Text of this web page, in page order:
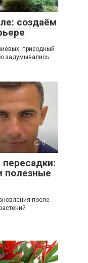
0
создаём
природный
задумывались
0
полезные
после